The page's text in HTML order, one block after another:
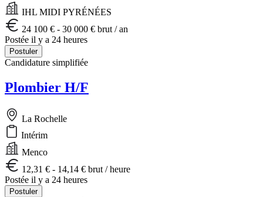
IHL MIDI PYRÉNÉES
24 100 € - 30 000 € brut / an
Postée il y a 24 heures
Postuler
Candidature simplifiée
Plombier H/F
La Rochelle
Intérim
Menco
12,31 € - 14,14 € brut / heure
Postée il y a 24 heures
Postuler